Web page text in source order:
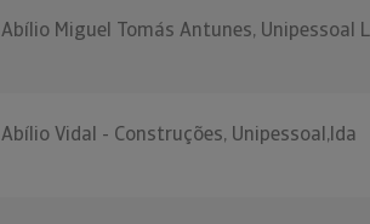
Abílio Miguel Tomás Antunes, Unipessoal
Abílio Vidal - Construções, Unipessoal,lda